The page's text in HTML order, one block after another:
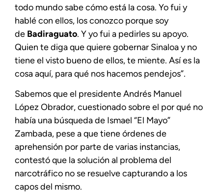
todo mundo sabe cómo está la cosa. Yo fui y
hablé con ellos, los conozco porque soy
de Badiraguato. Y yo fui a pedirles su apoyo.
Quien te diga que quiere gobernar Sinaloa y no
tiene el visto bueno de ellos, te miente. Así es la
cosa aquí, para qué nos hacemos pendejos”.
Sabemos que el presidente Andrés Manuel
López Obrador, cuestionado sobre el por qué no
había una búsqueda de Ismael “El Mayo”
Zambada, pese a que tiene órdenes de
aprehensión por parte de varias instancias,
contestó que la solución al problema del
narcotráfico no se resuelve capturando a los
capos del mismo.